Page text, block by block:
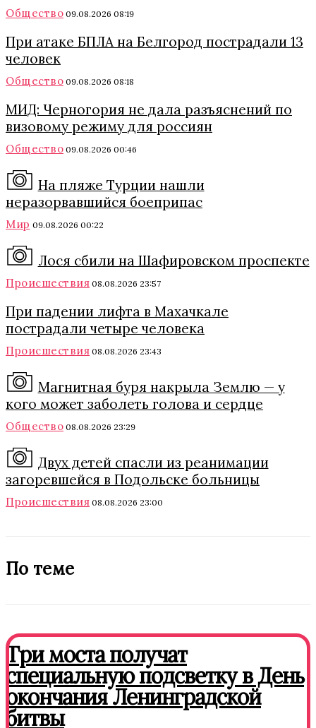
Общество 09.08.2026 08:19
При атаке БПЛА на Белгород пострадали 13
человек
Общество 09.08.2026 08:18
МИД: Черногория не дала разъяснений по
визовому режиму для россиян
Общество 09.08.2026 00:46
На пляже Турции нашли
неразорвавшийся боеприпас
Мир 09.08.2026 00:22
Лося сбили на Шафировском проспекте
Происшествия 08.08.2026 23:57
При падении лифта в Махачкале
пострадали четыре человека
Происшествия 08.08.2026 23:43
Магнитная буря накрыла Землю — у
кого может заболеть голова и сердце
Общество 08.08.2026 23:29
Двух детей спасли из реанимации
загоревшейся в Подольске больницы
Происшествия 08.08.2026 23:00
По теме
Три моста получат
специальную подсветку в День
окончания Ленинградской
битвы